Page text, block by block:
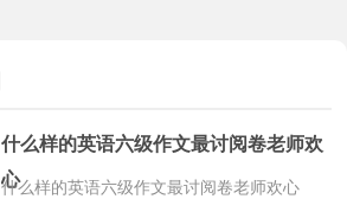
什么样的英语六级作文最讨阅卷老师欢
心
什么样的英语六级作文最讨阅卷老师欢心